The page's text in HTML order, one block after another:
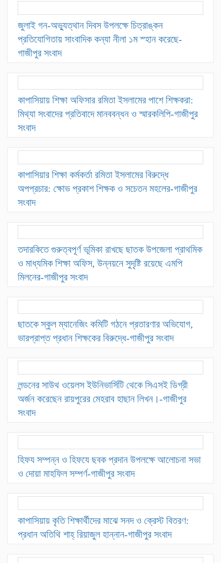
জুলাই গন-অভ্যুত্থান দিবস উপলক্ষে চিত্রাঙ্কন
প্রতিযোগিতায় সাংবাদিক কন্যা নীলা ১ম স্হান করেছে-
গাজীপুর সংবাদ
কাপাসিয়ায় শিক্ষা অফিসার রমিতা ইসলামের পাশে শিক্ষকরা:
মিথ্যা সংবাদের প্রতিবাদে মানববন্ধন ও স্মারকলিপি-গাজীপুর
সংবাদ
কাপাসিয়ার শিক্ষা কর্মকর্তা রমিতা ইসলামের বিরুদ্ধে
অপপ্রচার: ক্ষোভ প্রকাশ শিক্ষক ও সচেতন মহলের-গাজীপুর
সংবাদ
তদারকিতে গুরুত্বপূর্ণ ভূমিকা রাখছে ছাতক উপজেলা প্রাথমিক
ও মাধ্যমিক শিক্ষা অফিস, উন্নয়নে সুদৃষ্টি রয়েছে এমপি
মিলনের-গাজীপুর সংবাদ
ছাতকে স্কুল ম্যানেজিং কমিটি গঠনে প্রতারণার অভিযোগ,
ভারপ্রাপ্ত প্রধান শিক্ষকের বিরুদ্ধে-গাজীপুর সংবাদ
লন্ডনের সাউথ ওয়েলস ইউনিভার্সিটি থেকে সিএসই ডিগ্রী
অর্জন করেছেন রায়পুরের মেহরাব হাছান লিখন।-গাজীপুর
সংবাদ
হিফয সম্পন্ন ও হিফযে ছবক প্রদান উপলক্ষে আলোচনা সভা
ও দোয়া মাহফিল সম্পর্ণ-গাজীপুর সংবাদ
কাপাসিয়ায় কৃতি শিক্ষার্থীদের মাঝে সনদ ও ক্রেস্ট বিতরণ:
প্রধান অতিথি শাহ্ রিয়াজুল হান্নান-গাজীপুর সংবাদ